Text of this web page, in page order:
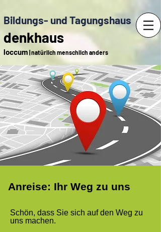
denkhaus
loccum | natürlich menschlich anders
Bildungs- und Tagungshaus
Anreise: Ihr Weg zu uns
Schön, dass Sie sich auf den Weg zu
uns machen.